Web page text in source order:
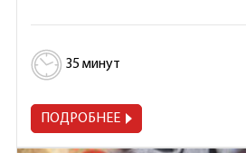
35 минут
ПОДРОБНЕЕ